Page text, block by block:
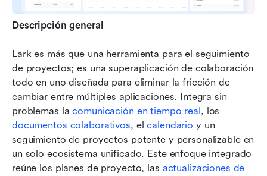
Descripción general
Lark es más que una herramienta para el seguimiento
de proyectos; es una superaplicación de colaboración
todo en uno diseñada para eliminar la fricción de
cambiar entre múltiples aplicaciones. Integra sin
problemas la comunicación en tiempo real
documentos colaborativos, el calendario y un
seguimiento de proyectos potente y personalizable en
un solo ecosistema unificado. Este enfoque integrado
reúne los planes de proyecto, las actualizaciones de